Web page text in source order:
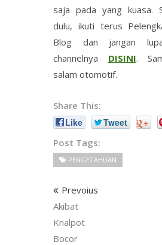
saja pada yang kuasa.
dulu, ikuti terus
Blog dan jangan
channelnya DISINI.
salam otomotif.
Share This:
Like
Tweet +
Post Tags:
PENGETAHUAN
Prevoius
Akibat
Knalpot
Bocor